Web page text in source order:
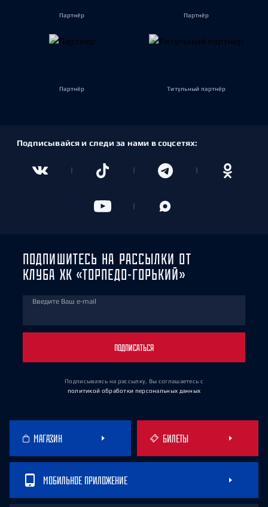
Партнёр Партнёр
Партнёр Титульный партнёр
Подписывайся и следи за нами в соцсетях:
ПОДПИШИТЕСЬ НА РАССЫЛКИ ОТ
КЛУБА ХК «ТОРПЕДО-ГОРЬКИЙ»
Введите Ваш e-mail
ПОДПИСАТЬСЯ
Подписываясь на рассылку, Вы соглашаетесь с
политикой обработки персональных данных
МАГАЗИН БИЛЕТЫ
МОБИЛЬНОЕ ПРИЛОЖЕНИЕ